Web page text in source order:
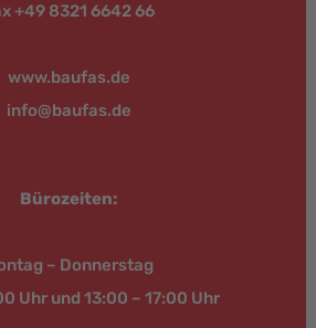
+49 8321 6642 66
www.baufas.de
info@baufas.de
Bürozeiten:
– Donnerstag
Uhr und 13:00 – 17:00 Uhr